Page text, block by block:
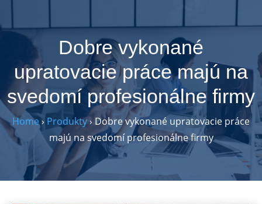
to
content
Dobre vykonané
upratovacie práce majú na
svedomí profesionálne firmy
Home› Produkty›Dobre vykonané upratovacie práce
majú na svedomí profesionálne firmy